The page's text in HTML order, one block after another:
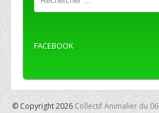
FACEBOOK
© Copyright 2026Collectif Animalier du 06